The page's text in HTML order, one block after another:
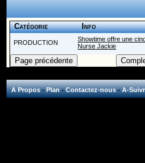
Catégorie Info
PRODUCTION
Showtime offre une
Nurse Jackie
A Propos-Plan-Contactez-nous-A-